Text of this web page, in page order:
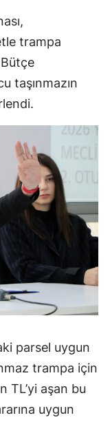
trampa
taşınmazın
parsel uygun
trampa için
TL’yi aşan bu
uygun